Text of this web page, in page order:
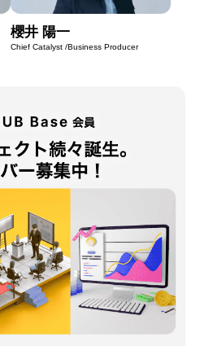
櫻井 陽一
Chief Catalyst /Business Producer